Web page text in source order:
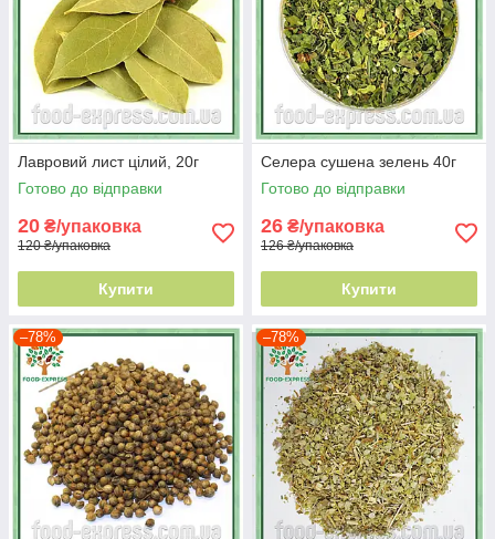
Лавровий лист цілий, 20г
Готово до відправки
20 ₴/упаковка
120 ₴/упаковка
Купити
Селера сушена зелень 40г
Готово до відправки
26 ₴/упаковка
126 ₴/упаковка
Купити
–78% –78%